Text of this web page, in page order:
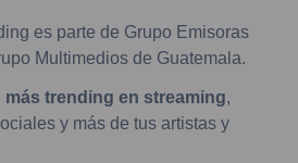
es parte de Grupo Emisoras
Multimedios de Guatemala.
más trending en streaming,
y más de tus artistas y